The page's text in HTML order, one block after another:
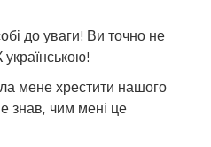
стерилізації!
до уваги! Ви точно не
мене хрестити нашого
знав, чим мені це